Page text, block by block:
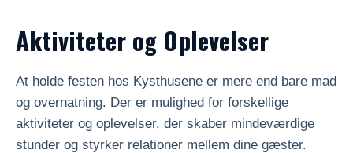
Aktiviteter og Oplevelser
At holde festen hos Kysthusene er mere end bare mad
og overnatning. Der er mulighed for forskellige
aktiviteter og oplevelser, der skaber mindeværdige
stunder og styrker relationer mellem dine gæster.